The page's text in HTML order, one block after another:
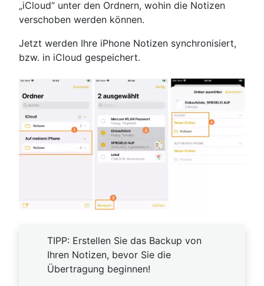
„iCloud“ unter den Ordnern, wohin die Notizen
verschoben werden können.
Jetzt werden Ihre iPhone Notizen synchronisiert,
bzw. in iCloud gespeichert.
TIPP: Erstellen Sie das Backup von
Ihren Notizen, bevor Sie die
Übertragung beginnen!